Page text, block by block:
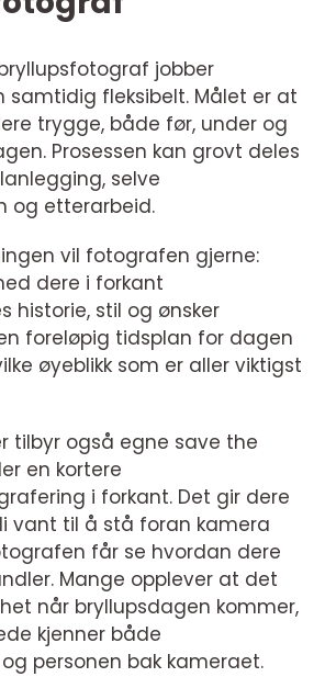
jobber
samtidig fleksibelt. Målet er at
trygge, både før, under og
Prosessen kan grovt deles
selve
og etterarbeid.
vil fotografen gjerne:
dere i forkant
historie, stil og ønsker
foreløpig tidsplan for dagen
øyeblikk som er aller viktigst
tilbyr også egne save the
en kortere
i forkant. Det gir dere
vant til å stå foran kamera
får se hvordan dere
Mange opplever at det
når bryllupsdagen kommer,
kjenner både
personen bak kameraet.